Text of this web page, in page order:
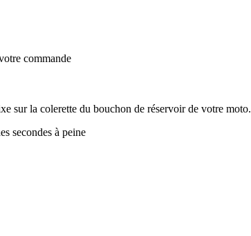
commande
sur la colerette du bouchon de réservoir de votre moto.
secondes à peine